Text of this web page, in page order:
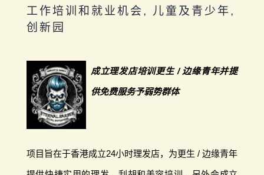
工作培训和就业机会, 儿童及青少年,
创新园
成立理发店培训更生 / 边缘青年并提
供免费服务予弱势群体
项目旨在于香港成立24小时理发店，为更生 / 边缘青年